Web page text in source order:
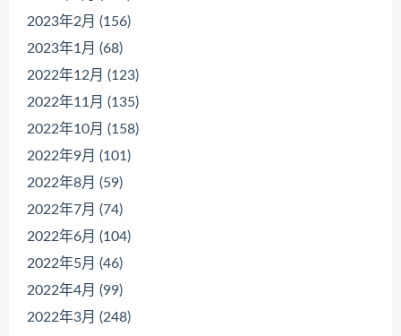
2023年2月 (156)
2023年1月 (68)
2022年12月 (123)
2022年11月 (135)
2022年10月 (158)
2022年9月 (101)
2022年8月 (59)
2022年7月 (74)
2022年6月 (104)
2022年5月 (46)
2022年4月 (99)
2022年3月 (248)